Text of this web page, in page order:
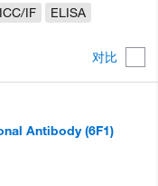
对比
ICC/IF ELISA
Antibody (6F1)